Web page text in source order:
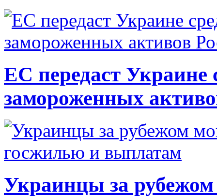
ЕС передаст Украине
замороженных
Украинцы за рубежом